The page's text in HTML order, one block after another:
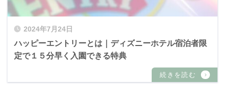
2024年7月24日
ハッピーエントリーとは｜ディズニーホテル宿泊者限
定で１５分早く入園できる特典